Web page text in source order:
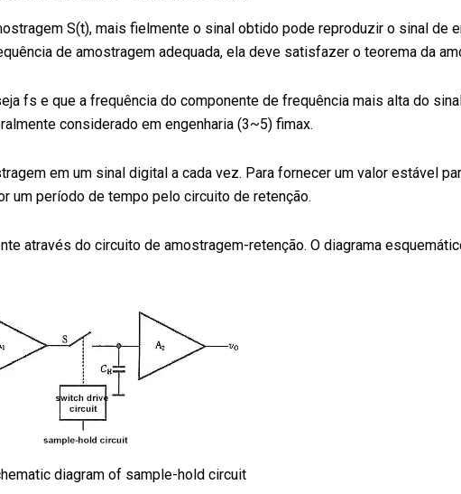
S(t), mais fielmente o sinal obtido pode reproduzir o sinal de
de amostragem adequada, ela deve satisfazer o teorema da
fs e que a frequência do componente de frequência mais alta do
considerado em engenharia (3~5) fimax.
em um sinal digital a cada vez. Para fornecer um valor estável
um período de tempo pelo circuito de retenção.
através do circuito de amostragem-retenção. O diagrama
diagram of sample-hold circuit